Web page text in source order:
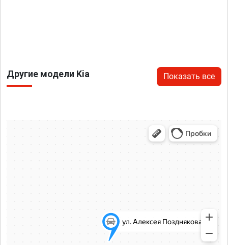
Другие модели Kia Показать все